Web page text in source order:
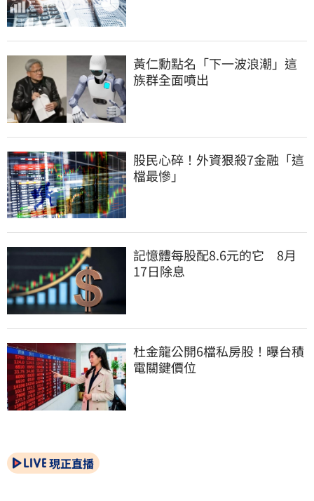
黃仁勳點名「下一波浪潮」這
族群全面噴出
股民心碎！外資狠殺7金融「這
檔最慘」
記憶體每股配8.6元的它　8月
17日除息
杜金龍公開6檔私房股！曝台積
電關鍵價位
現正直播